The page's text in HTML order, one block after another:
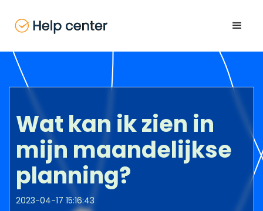
Wat kan ik zien in
mijn maandelijkse
planning?
2023-04-17 15:16:43